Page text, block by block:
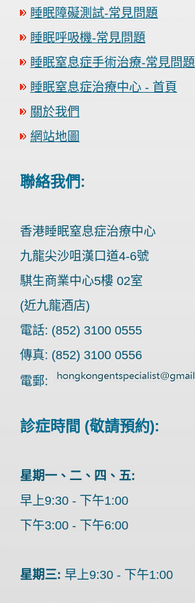
睡眠障礙測試-常見問題
睡眠呼吸機-常見問題
睡眠窒息症手術治療-常見問題
睡眠窒息症治療中心 - 首頁
關於我們
網站地圖
聯絡我們:
香港睡眠窒息症治療中心
九龍尖沙咀漢口道4-6號
騏生商業中心5樓 02室
(近九龍酒店)
電話: (852) 3100 0555
傳真: (852) 3100 0556
電郵:
診症時間 (敬請預約):
星期一、二、四、五:
早上9:30 - 下午1:00
下午3:00 - 下午6:00
星期三: 早上9:30 - 下午1:00